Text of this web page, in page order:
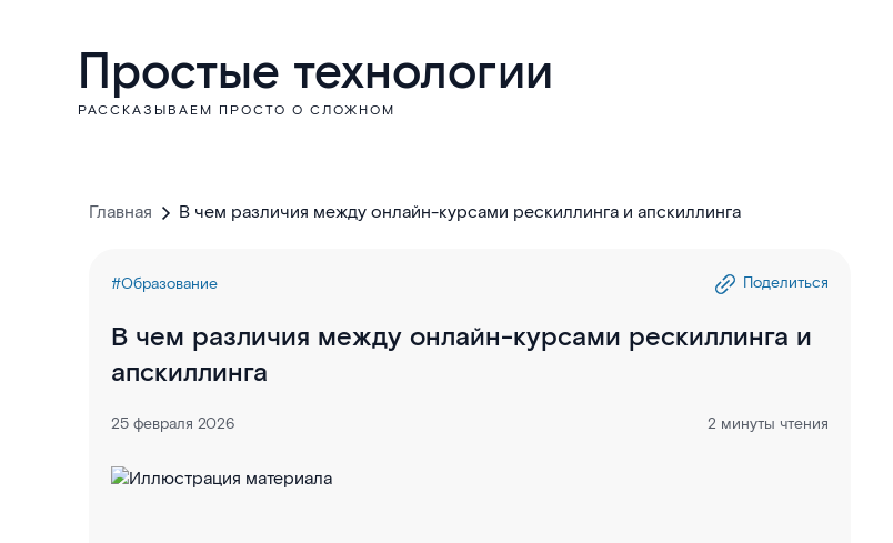
Простые технологии
РАССКАЗЫВАЕМ ПРОСТО О СЛОЖНОМ
Главная В чем различия между онлайн-курсами рескиллинга и апскиллинга
#Образование Поделиться
В чем различия между онлайн-курсами рескиллинга и
апскиллинга
25 февраля 2026 2 минуты чтения